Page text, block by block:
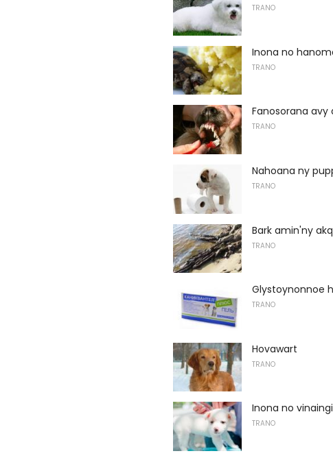
TRANO
Inona no
TRANO
Fanosorana avy
TRANO
Nahoana ny
TRANO
Bark amin'ny
TRANO
Glystoynonnoe
TRANO
Hovawart
TRANO
Inona no
TRANO